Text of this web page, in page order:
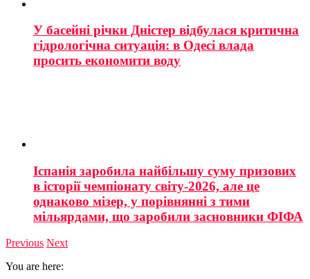
У басейні річки Дністер відбулася критична
гідрологічна ситуація: в Одесі влада
просить економити воду
Іспанія заробила найбільшу суму призових
в історії чемпіонату світу-2026, але це
однаково мізер, у порівнянні з тими
мільярдами, що заробили засновники ФІФА
Previous Next
You are here: